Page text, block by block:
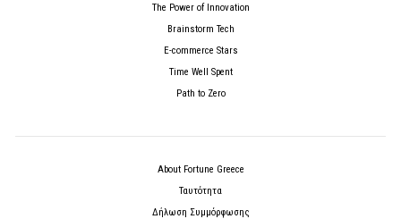
The Power of Innovation
Brainstorm Tech
E-commerce Stars
Time Well Spent
Path to Zero
About Fortune Greece
Ταυτότητα
Δήλωση Συμμόρφωσης